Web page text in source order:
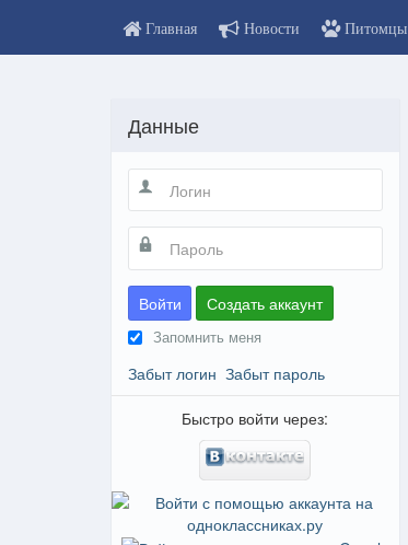
Главная Новости Питомцы
Данные
Войти Создать аккаунт
Запомнить меня
Забыт логин Забыт пароль
Быстро войти через: